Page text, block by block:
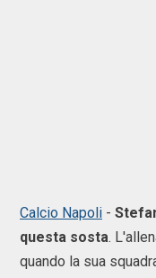
Calcio Napoli -
questa sosta.
quando la sua